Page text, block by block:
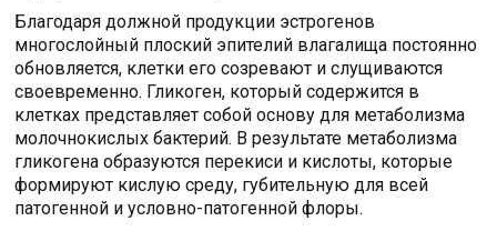
Благодаря должной продукции эстрогенов
многослойный плоский эпителий влагалища постоянно
обновляется, клетки его созревают и слущиваются
своевременно. Гликоген, который содержится в
клетках представляет собой основу для метаболизма
молочнокислых бактерий. В результате метаболизма
гликогена образуются перекиси и кислоты, которые
формируют кислую среду, губительную для всей
патогенной и условно-патогенной флоры.